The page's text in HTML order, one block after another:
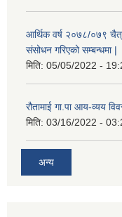
आर्थिक वर्ष २०७८/०७९
संसोधन गरिएको सम्बन्धमा |
मिति: 05/05/2022 -
रौतामाई गा.पा आय-व्यय
मिति: 03/16/2022 -
अन्य